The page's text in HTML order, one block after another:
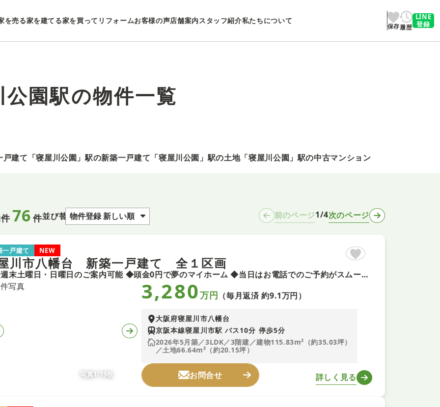
を売る家を建てる家を買ってリフォームお客様の声店舗案内スタッフ紹介私たちについて
保存履歴
LINE
登録
園駅の物件一覧
戸建て 「寝屋川公園」駅の新築一戸建て 「寝屋川公園」駅の土地「寝屋川公園」駅の中古マンション
76 件並び替え 前のページ1/4次のページ
一戸建て NEW
川市八幡台 新築一戸建て 全１区画
◆今週末土曜日・日曜日のご案内可能 ◆頭金0円で夢のマイホーム ◆当日はお電話でのご予約がスムーズです ◆最長３５年の定期点検・長期保証で安心
写真1/19枚
3,280万円 （毎月返済 約9.1万円）
大阪府寝屋川市八幡台
京阪本線寝屋川市駅 バス10分 停歩5分
2026年5月築／3LDK／3階建／建物115.83m²（約35.03坪）
／土地66.64m²（約20.15坪）
お問合せ 詳しく見る